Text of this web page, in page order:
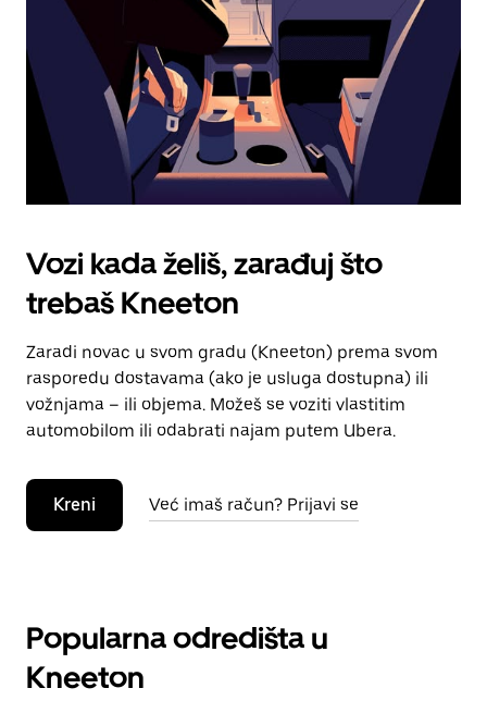
kalendara.
Vozi kada želiš, zarađuj što
trebaš Kneeton
Zaradi novac u svom gradu (Kneeton) prema svom
rasporedu dostavama (ako je usluga dostupna) ili
vožnjama – ili objema. Možeš se voziti vlastitim
automobilom ili odabrati najam putem Ubera.
Kreni Već imaš račun? Prijavi se
Popularna odredišta u
Kneeton